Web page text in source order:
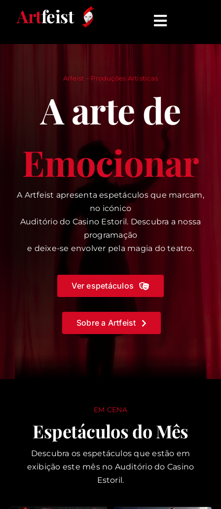
Artfeist
Toggle
ESPETÁCULOS
QUEM SOMOS
Arfeist – Produções Artísticas
A arte de
Emocionar
A Artfeist apresenta espetáculos que marcam,
no icónico
Auditório do Casino Estoril. Descubra a nossa
programação
e deixe-se envolver pela magia do teatro.
Ver espetáculos
Sobre a Artfeist
EM CENA
Espetáculos do Mês
Descubra os espetáculos que estão em
exibição este mês no Auditório do Casino
Estoril.